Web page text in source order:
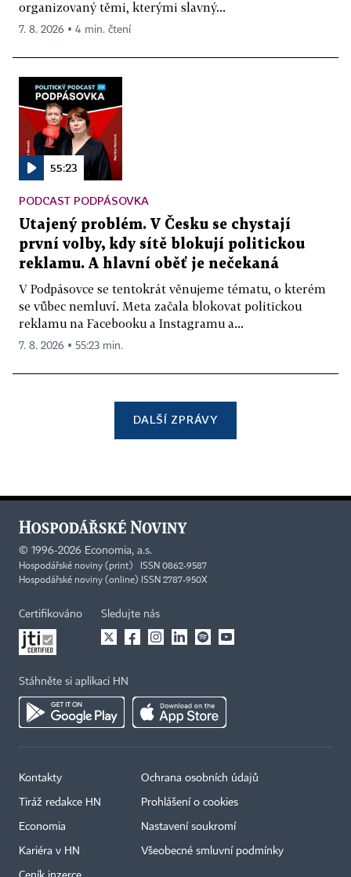
organizovaný těmi, kterými slavný...
7. 8. 2026 ▪ 4 min. čtení
55:23
PODCAST PODPÁSOVKA
Utajený problém. V Česku se chystají
první volby, kdy sítě blokují politickou
reklamu. A hlavní oběť je nečekaná
V Podpásovce se tentokrát věnujeme tématu, o kterém
se vůbec nemluví. Meta začala blokovat politickou
reklamu na Facebooku a Instagramu a...
7. 8. 2026 ▪ 55:23 min.
DALŠÍ ZPRÁVY
© 1996-2026 Economia, a.s.
Hospodářské noviny (print) ISSN 0862-9587
Hospodářské noviny (online) ISSN 2787-950X
Certifikováno Sledujte nás
Stáhněte si aplikaci HN
Kontakty
Tiráž redakce HN
Economia
Kariéra v HN
Ochrana osobních údajů
Prohlášení o cookies
Nastavení soukromí
Všeobecné smluvní podmínky